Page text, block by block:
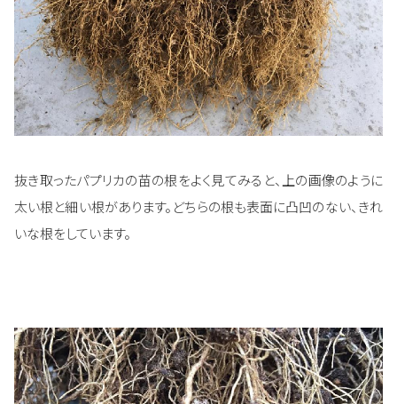
抜き取ったパプリカの苗の根をよく見てみると、上の画像のように
太い根と細い根があります。どちらの根も表面に凸凹のない、きれ
いな根をしています。